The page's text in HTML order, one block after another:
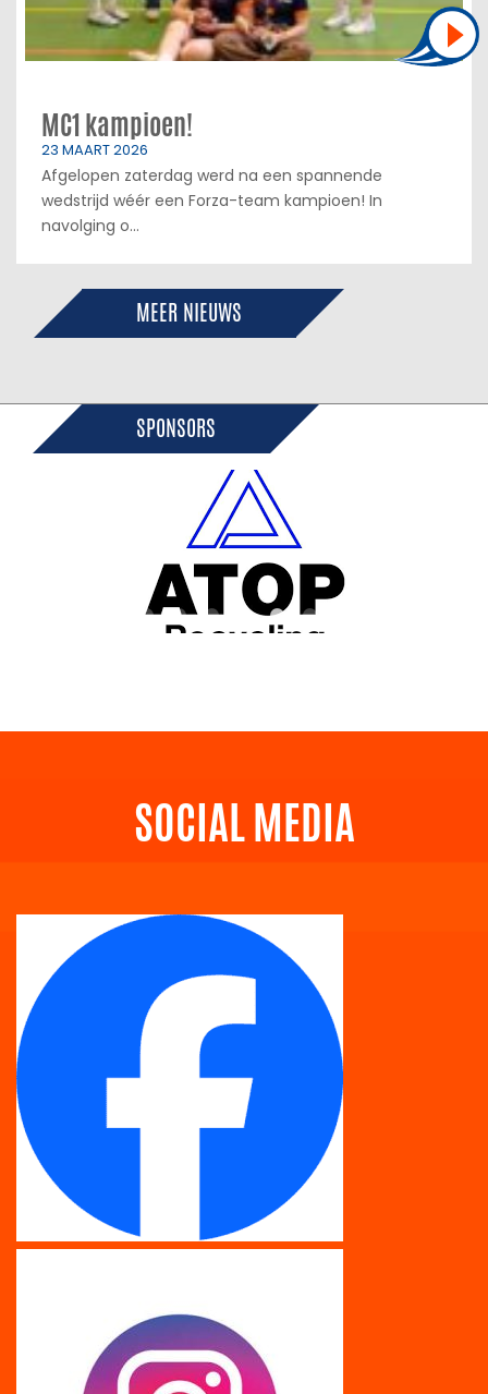
MC1 kampioen!
23 MAART 2026
Afgelopen zaterdag werd na een spannende
wedstrijd wéér een Forza-team kampioen! In
navolging o...
MEER NIEUWS
SPONSORS
SOCIAL MEDIA